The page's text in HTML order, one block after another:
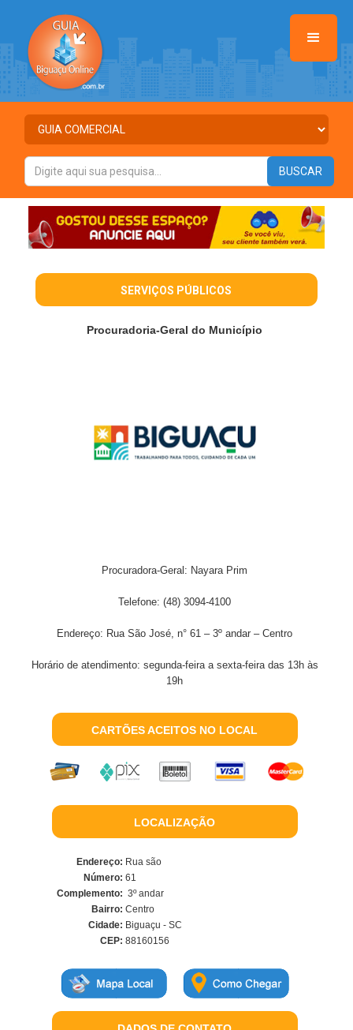
SERVIÇOS PÚBLICOS
Procuradoria-Geral do Município
Procuradora-Geral: Nayara Prim
Telefone: (48) 3094-4100
Endereço: Rua São José, n° 61 – 3º andar – Centro
Horário de atendimento: segunda-feira a sexta-feira das 13h às
19h
CARTÕES ACEITOS NO LOCAL
LOCALIZAÇÃO
Endereço: Rua são
Número: 61
Complemento: 3º andar
Bairro: Centro
Cidade: Biguaçu - SC
CEP: 88160156